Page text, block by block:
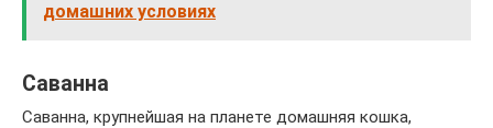
домашних условиях
Саванна
Саванна, крупнейшая на планете домашняя кошка,